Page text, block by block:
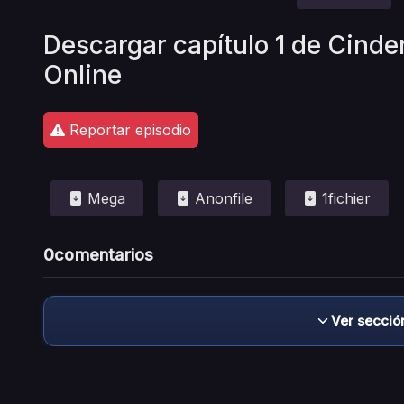
Descargar capítulo 1 de
Online
Reportar episodio
Mega Anonfile 1fichier
0comentarios
Ver